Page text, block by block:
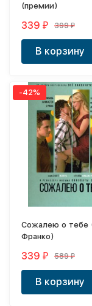
(премии)
339₽ 399₽
В корзину
-42%
Сожалею о тебе
Франко)
339₽ 589₽
В корзину